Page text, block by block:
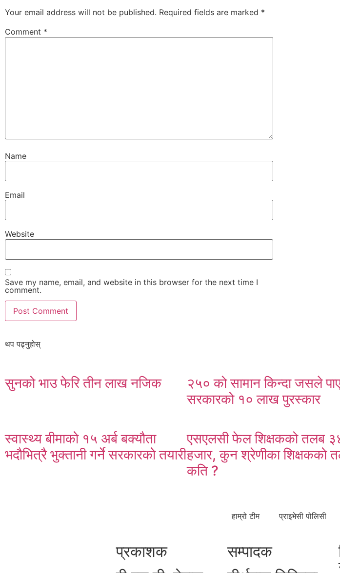
Your email address will not be published. Required fields are marked *
Comment *
Name
Email
Website
Save my name, email, and website in this browser for the next time I
comment.
थप पढ्नुहोस्
सुनको भाउ फेरि तीन लाख नजिक
२५० को सामान किन्दा जसले
सरकारको १० लाख पुरस्कार
स्वास्थ्य बीमाको १५ अर्ब बक्यौता
भदौभित्रै भुक्तानी गर्ने सरकारको तयारी
एसएलसी फेल शिक्षकको तलब
हजार, कुन श्रेणीका शिक्षकको
कति ?
हाम्रो टीम प्राइभेसी पोलिसी
प्रकाशक
सम्पादक